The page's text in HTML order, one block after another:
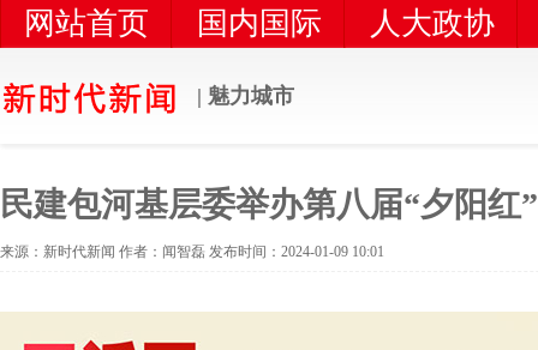
网站首页 国内国际
人大政协
| 魅力城市
民建包河基层委举办第八届“夕阳红
来源：新时代新闻 作者：闻智磊 发布时间：2024-01-09 10:01